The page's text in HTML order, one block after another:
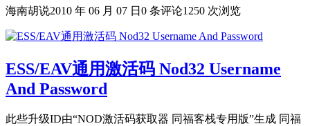
海南胡说2010 年 06 月 07 日 0 条评论1250 次浏览
ESS/EAV通用激活码 Nod32 Username
And Password
此些升级ID由“NOD激活码获取器 同福客栈专用版”生成 同福